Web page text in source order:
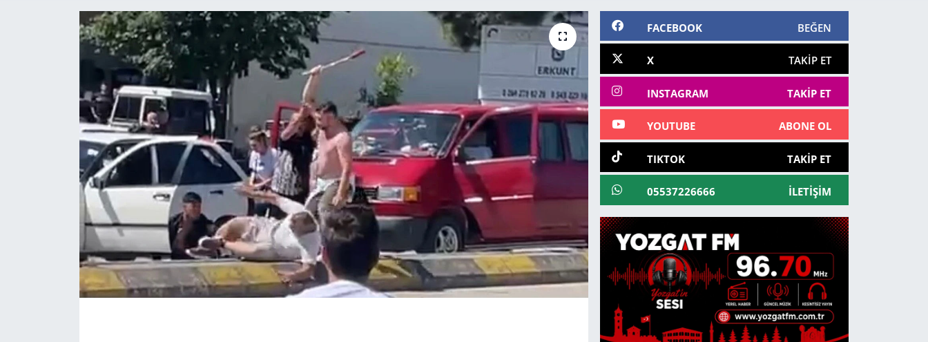
FACEBOOK BEĞEN
X TAKIP ET
INSTAGRAM TAKIP ET
YOUTUBE ABONE OL
TIKTOK TAKIP ET
05537226666 İLETIŞIM